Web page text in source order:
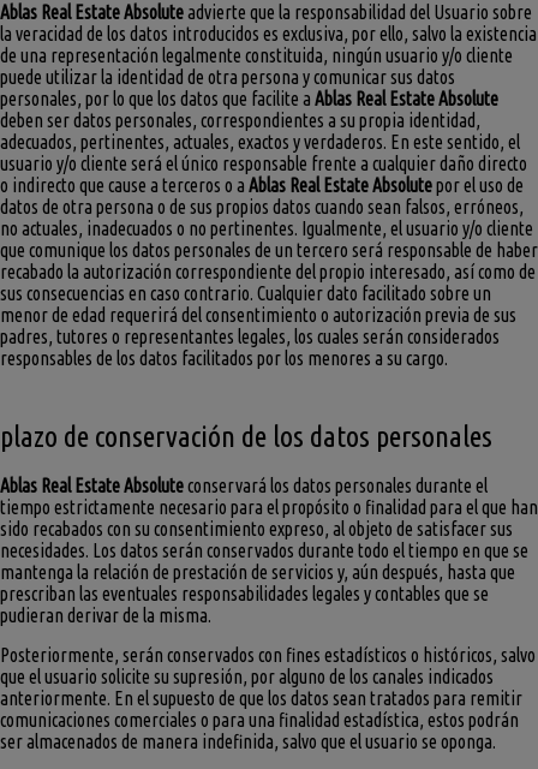
Ablas Real Estate Absoluteadvierte que la responsabilidad del Usuario sobre
la veracidad de los datos introducidos es exclusiva, por ello, salvo la existencia
de una representación legalmente constituida, ningún usuario y/o cliente
puede utilizar la identidad de otra persona y comunicar sus datos
personales, por lo que los datos que facilite a Ablas Real Estate Absolute
deben ser datos personales, correspondientes a su propia identidad,
adecuados, pertinentes, actuales, exactos y verdaderos. En este sentido, el
usuario y/o cliente será el único responsable frente a cualquier daño directo
o indirecto que cause a terceros o a Ablas Real Estate Absolutepor el uso de
datos de otra persona o de sus propios datos cuando sean falsos, erróneos,
no actuales, inadecuados o no pertinentes. Igualmente, el usuario y/o cliente
que comunique los datos personales de un tercero será responsable de haber
recabado la autorización correspondiente del propio interesado, así como de
sus consecuencias en caso contrario. Cualquier dato facilitado sobre un
menor de edad requerirá del consentimiento o autorización previa de sus
padres, tutores o representantes legales, los cuales serán considerados
responsables de los datos facilitados por los menores a su cargo.
plazo de conservación de los datos personales
Ablas Real Estate Absoluteconservará los datos personales durante el
tiempo estrictamente necesario para el propósito o finalidad para el que han
sido recabados con su consentimiento expreso, al objeto de satisfacer sus
necesidades. Los datos serán conservados durante todo el tiempo en que se
mantenga la relación de prestación de servicios y, aún después, hasta que
prescriban las eventuales responsabilidades legales y contables que se
pudieran derivar de la misma.
Posteriormente, serán conservados con fines estadísticos o históricos, salvo
que el usuario solicite su supresión, por alguno de los canales indicados
anteriormente. En el supuesto de que los datos sean tratados para remitir
comunicaciones comerciales o para una finalidad estadística, estos podrán
ser almacenados de manera indefinida, salvo que el usuario se oponga.